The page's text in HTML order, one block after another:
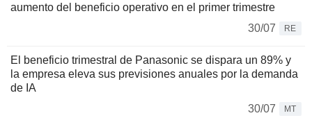
aumento del beneficio operativo en el primer trimestre
30/07
RE
El beneficio trimestral de Panasonic se dispara un 89% y
la empresa eleva sus previsiones anuales por la demanda
de IA
30/07
MT